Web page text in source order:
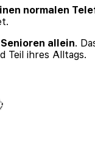
normalen
allein.
Teil ihres Alltags.